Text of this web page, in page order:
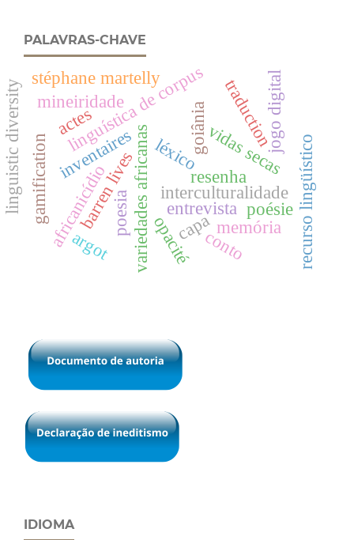
PALAVRAS-CHAVE
interculturalidade
variedades africanas
africanicídio
goiânia
linguística de corpusvidas secas
barren lives resenha
jogo digital
entrevista
stéphane martelly
inventaires
poésie
opacité
traduction
argot
léxico recurso lingüístico
linguistic diversitygamification poesia
mineiridade
capamemória
conto
actes
IDIOMA